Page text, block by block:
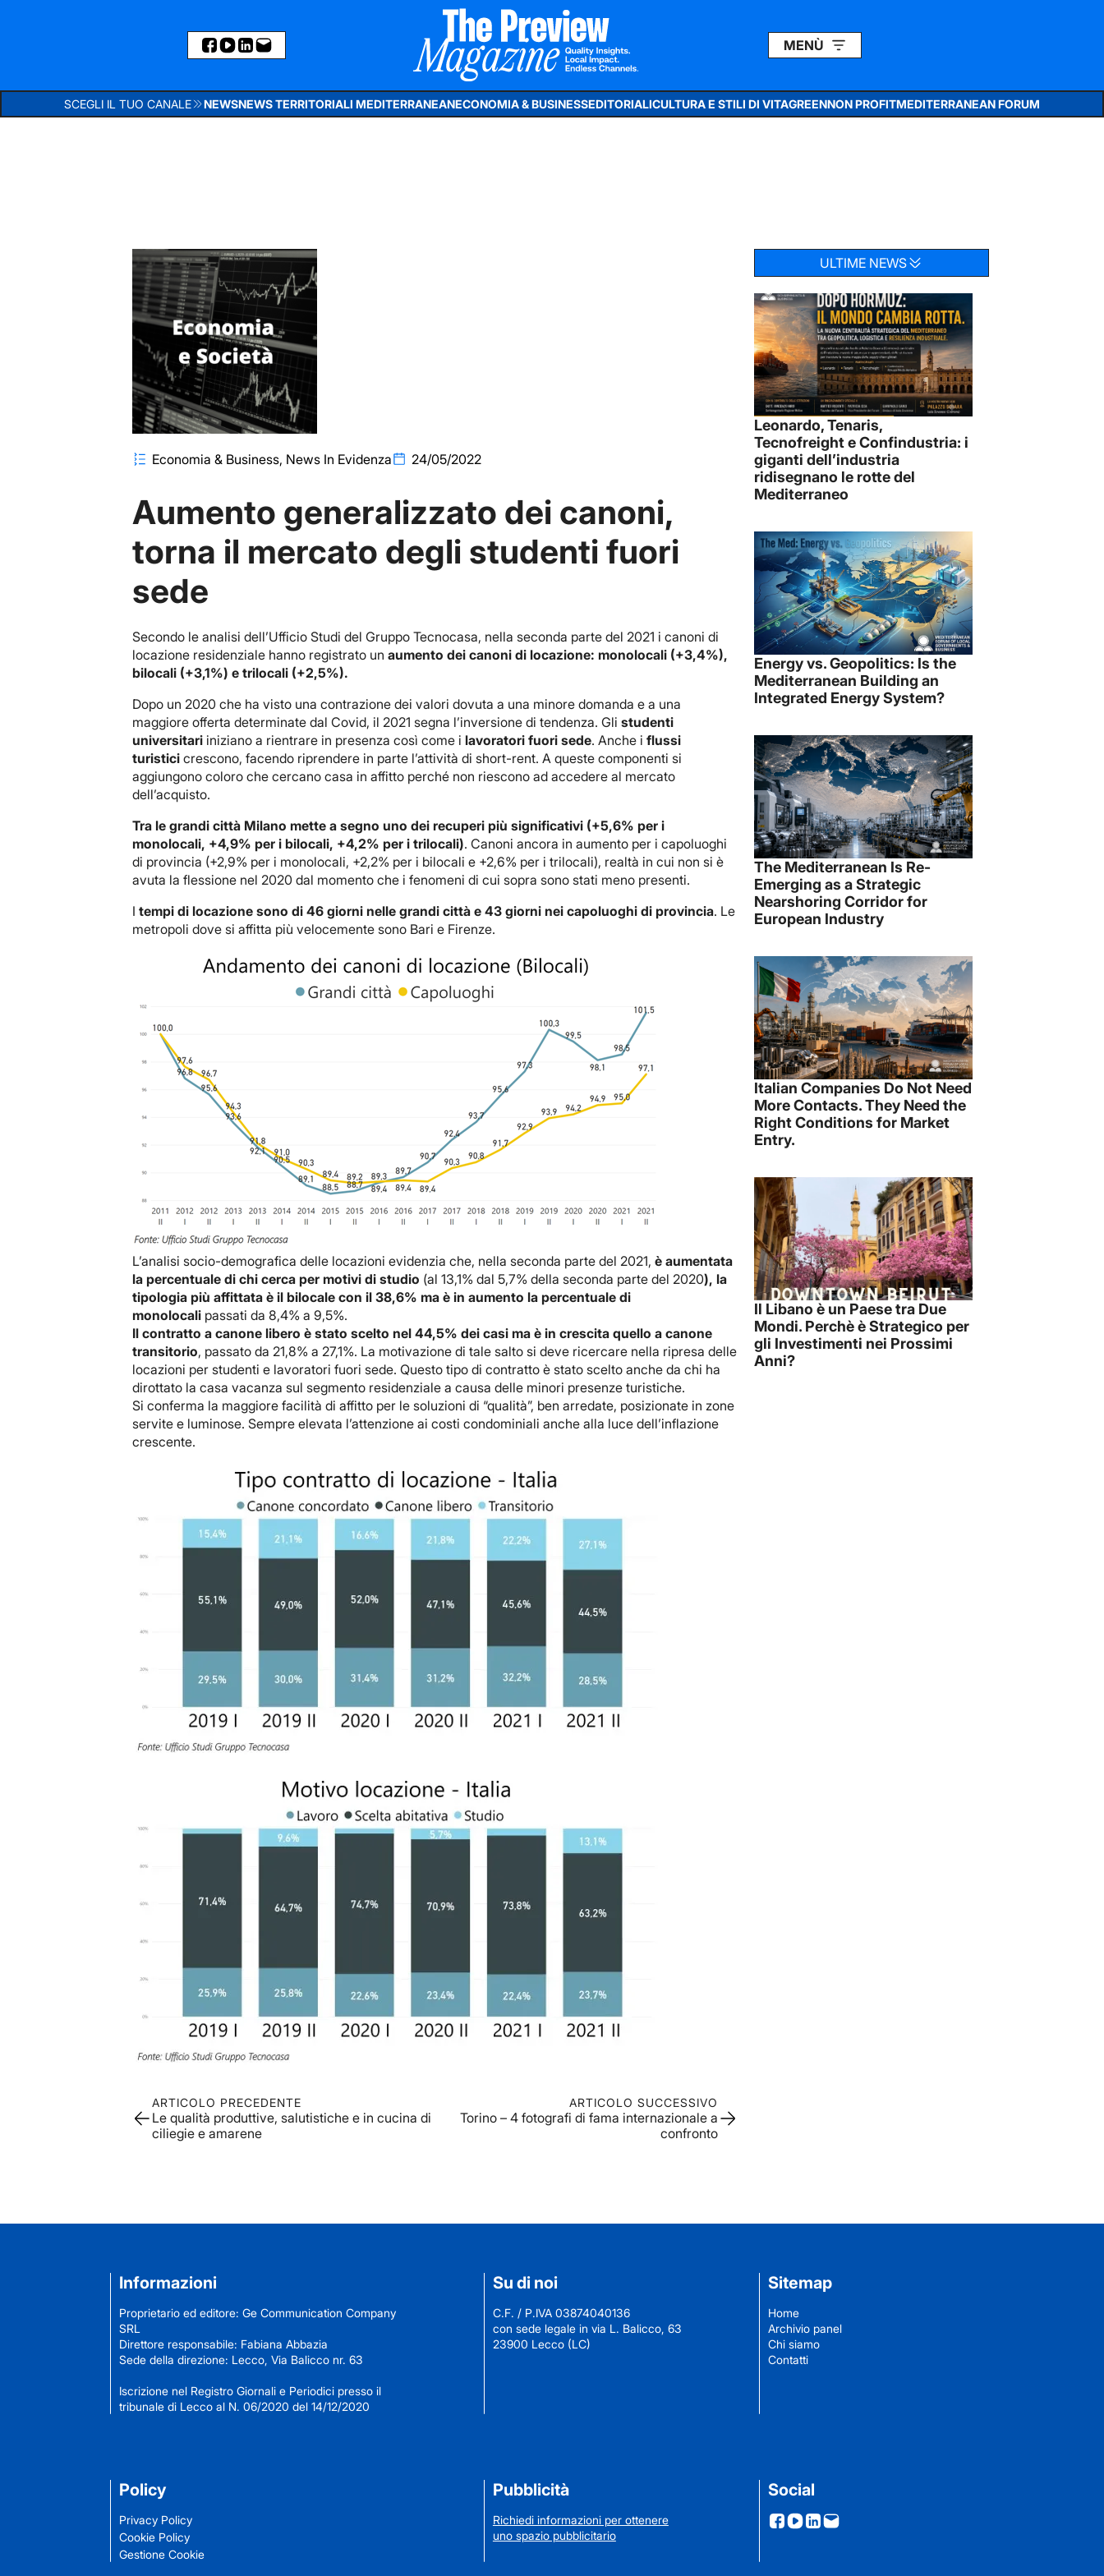
MENÙ
SCEGLI IL TUO CANALE NEWSNEWS TERRITORIALI MEDITERRANEANECONOMIA & BUSINESSEDITORIALICULTURA E STILI DI VITAGREENNON PROFITMEDITERRANEAN FORUM
Economia & Business News In Evidenza 24/05/2022
Aumento generalizzato dei canoni,
torna il mercato degli studenti fuori
sede
Secondo le analisi dell’Ufficio Studi del Gruppo Tecnocasa, nella seconda parte del 2021 i canoni di
locazione residenziale hanno registrato unaumento dei canoni di locazione: monolocali (+3,4%),
bilocali (+3,1%) e trilocali (+2,5%).
Dopo un 2020 che ha visto una contrazione dei valori dovuta a una minore domanda e a una
maggiore offerta determinate dal Covid, il 2021 segna l’inversione di tendenza. Glistudenti
universitari iniziano a rientrare in presenza così come i lavoratori fuori sede. Anche iflussi
turistici crescono, facendo riprendere in parte l’attività di short-rent. A queste componenti si
aggiungono coloro che cercano casa in affitto perché non riescono ad accedere al mercato
dell’acquisto.
Tra le grandi città Milano mette a segno uno dei recuperi più significativi (+5,6% per i
monolocali, +4,9% per i bilocali, +4,2% per i trilocali). Canoni ancora in aumento per i capoluoghi
di provincia (+2,9% per i monolocali, +2,2% per i bilocali e +2,6% per i trilocali), realtà in cui non si è
avuta la flessione nel 2020 dal momento che i fenomeni di cui sopra sono stati meno presenti.
Itempi di locazione sono di 46 giorni nelle grandi città e 43 giorni nei capoluoghi di provincia. Le
metropoli dove si affitta più velocemente sono Bari e Firenze.
L’analisi socio-demografica delle locazioni evidenzia che, nella seconda parte del 2021,è aumentata
la percentuale di chi cerca per motivi di studio (al 13,1% dal 5,7% della seconda parte del 2020), la
tipologia più affittata è il bilocale con il 38,6% ma è in aumento la percentuale di
monolocali passati da 8,4% a 9,5%.
Il contratto a canone libero è stato scelto nel 44,5% dei casi ma è in crescita quello a canone
transitorio, passato da 21,8% a 27,1%. La motivazione di tale salto si deve ricercare nella ripresa delle
locazioni per studenti e lavoratori fuori sede. Questo tipo di contratto è stato scelto anche da chi ha
dirottato la casa vacanza sul segmento residenziale a causa delle minori presenze turistiche.
Si conferma la maggiore facilità di affitto per le soluzioni di “qualità”, ben arredate, posizionate in zone
servite e luminose. Sempre elevata l’attenzione ai costi condominiali anche alla luce dell’inflazione
crescente.
ARTICOLO PRECEDENTE
Le qualità produttive, salutistiche e in cucina di
ciliegie e amarene
ARTICOLO SUCCESSIVO
Torino – 4 fotografi di fama internazionale a
confronto
ULTIME NEWS
Leonardo, Tenaris,
Tecnofreight e Confindustria: i
giganti dell’industria
ridisegnano le rotte del
Mediterraneo
Energy vs. Geopolitics: Is the
Mediterranean Building an
Integrated Energy System?
The Mediterranean Is Re-
Emerging as a Strategic
Nearshoring Corridor for
European Industry
Italian Companies Do Not Need
More Contacts. They Need the
Right Conditions for Market
Entry.
Il Libano è un Paese tra Due
Mondi. Perchè è Strategico per
gli Investimenti nei Prossimi
Anni?
Informazioni
Proprietario ed editore: Ge Communication Company
SRL
Direttore responsabile: Fabiana Abbazia
Sede della direzione: Lecco, Via Balicco nr. 63
Iscrizione nel Registro Giornali e Periodici presso il
tribunale di Lecco al N. 06/2020 del 14/12/2020
Su di noi
C.F. / P.IVA 03874040136
con sede legale in via L. Balicco, 63
23900 Lecco (LC)
Sitemap
Home
Archivio panel
Chi siamo
Contatti
Policy
Privacy Policy
Cookie Policy
Gestione Cookie
Pubblicità
Richiedi informazioni per ottenere
uno spazio pubblicitario
Social